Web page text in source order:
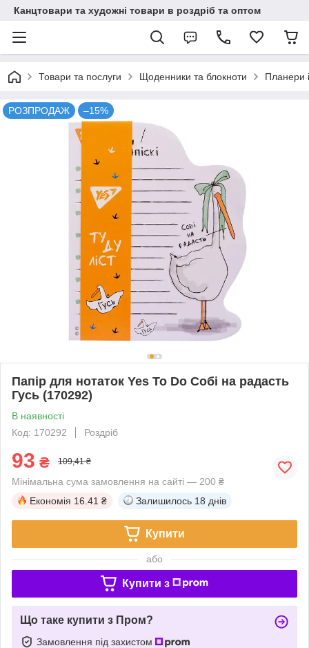
Канцтовари та художні товари в роздріб та оптом
Товари та послуги Щоденники та блокноти Планери
РОЗПРОДАЖ –15%
Папір для нотаток Yes To Do Собі на радасть
Гусь (170292)
В наявності
Код: 170292
Роздріб
93 ₴ 109,41 ₴
Мінімальна сума замовлення на сайті — 200 ₴
Економія 16.41 ₴ Залишилось 18 днів
Купити
або
Купити з
Що таке купити з Пром?
Замовлення під захистом